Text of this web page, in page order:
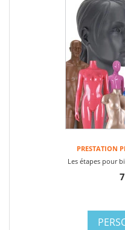
PRESTATION
Les étapes pour